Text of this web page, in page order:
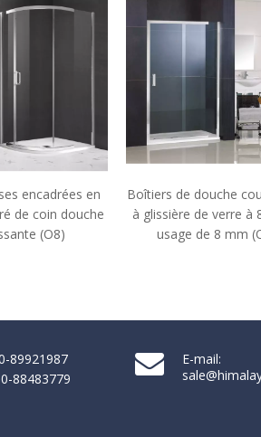
de douche coulissante
glissière de verre à 8 mm à
usage de 8 mm (O8)
Salle de
douche
89921987
88483779
E-mail: